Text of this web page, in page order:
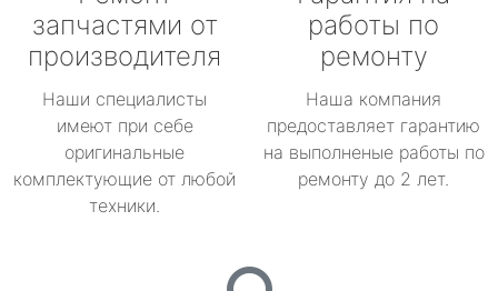
запчастями от
производителя
Наши специалисты
имеют при себе
оригинальные
комплектующие от любой
техники.
работы по
ремонту
Наша компания
предоставляет гарантию
на выполненые работы по
ремонту до 2 лет.